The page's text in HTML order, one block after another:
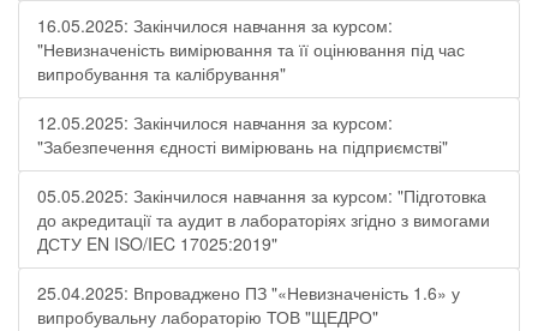
16.05.2025: Закінчилося навчання за курсом:
"Невизначеність вимірювання та її оцінювання під час
випробування та калібрування"
12.05.2025: Закінчилося навчання за курсом:
"Забезпечення єдності вимірювань на підприємстві"
05.05.2025: Закінчилося навчання за курсом: "Підготовка
до акредитації та аудит в лабораторіях згідно з вимогами
ДСТУ EN ISO/IEC 17025:2019"
25.04.2025: Впроваджено ПЗ "«Невизначеність 1.6» у
випробувальну лабораторію ТОВ "ЩЕДРО"